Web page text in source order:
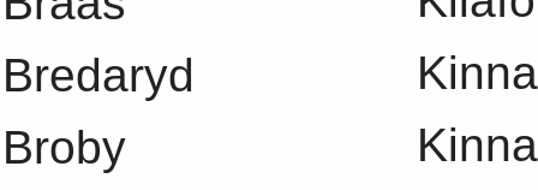
Bredaryd
Broby
Kinna